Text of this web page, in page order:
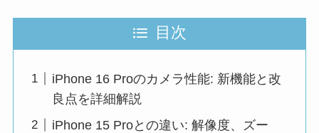
目次
iPhone 16 Proのカメラ性能: 新機能と改
良点を詳細解説
iPhone 15 Proとの違い: 解像度、ズー